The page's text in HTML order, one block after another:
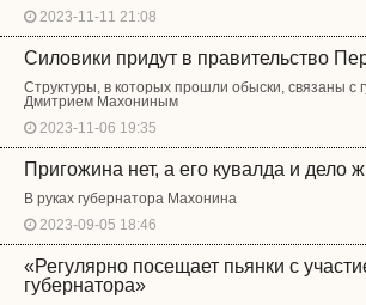
2023-11-11 21:08
Силовики придут в правительство
Структуры, в которых прошли обыски, связаны с
Дмитрием Махониным
2023-11-06 19:35
Пригожина нет, а его кувалда и дело
В руках губернатора Махонина
2023-09-05 18:46
«Регулярно посещает пьянки с
губернатора»